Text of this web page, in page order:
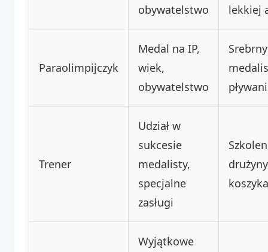
obywatelstwo
lekkiej
Paraolimpijczyk
Medal na IP,
wiek,
obywatelstwo
Srebrny
Trener
Udział w
sukcesie
medalisty,
specjalne
zasługi
drużyny
Wyjątkowe